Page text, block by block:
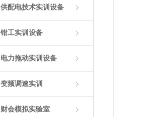
供配电技术实训设备
钳工实训设备
电力拖动实训设备
变频调速实训
财会模拟实验室